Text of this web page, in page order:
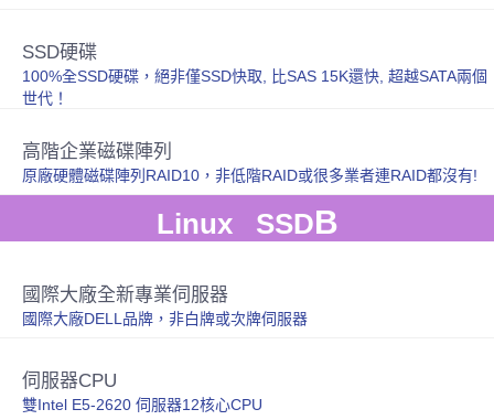
SSD硬碟
100%全SSD硬碟，絕非僅SSD快取, 比SAS 15K還快, 超越SATA兩個
世代！
高階企業磁碟陣列
原廠硬體磁碟陣列RAID10，非低階RAID或很多業者連RAID都沒有!
Linux SSDB
國際大廠全新專業伺服器
國際大廠DELL品牌，非白牌或次牌伺服器
伺服器CPU
雙Intel E5-2620 伺服器12核心CPU